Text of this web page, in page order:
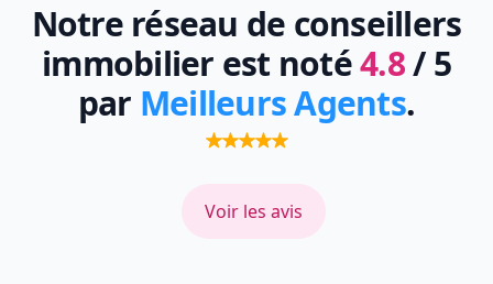
Notre réseau de conseillers
immobilier est noté4.8/ 5
par Meilleurs Agents.
Voir les avis